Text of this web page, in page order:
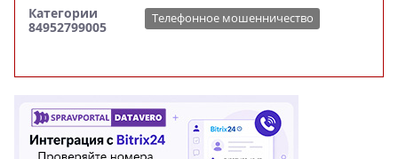
Категории
84952799005
Телефонное мошенничество